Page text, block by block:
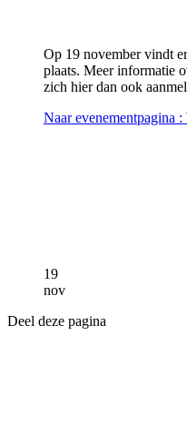
Op 19 november vindt
plaats. Meer informatie
zich hier dan ook
Naar evenementpagina :
19
nov
Deel deze pagina